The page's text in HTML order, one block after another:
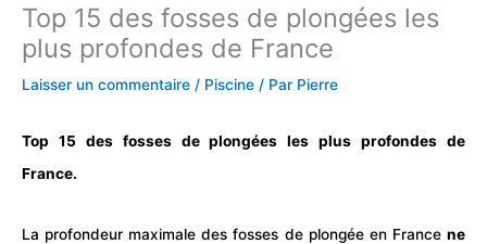
Top 15 des fosses de plongées les
plus profondes de France
Laisser un commentaire / Piscine / Par Pierre
Top 15 des fosses de plongées les plus profondes de
France.
La profondeur maximale des fosses de plongée en France ne